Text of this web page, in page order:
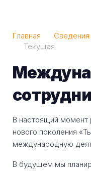
Главная
Сведения
Текущая
В настоящий момент
нового поколения
международную
В будущем мы